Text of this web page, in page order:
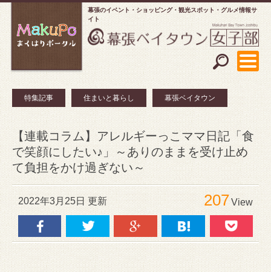
幕張のイベント・ショッピング
観光スポット・グルメ情報サ
イト
特集記事 住まいと暮らし 幕張ベイタウン
【連載コラム】アレルギーっこママ日記「食
で笑顔にしたい♪」～ありのままを受け止め
て負担をかけ過ぎない～
2022年3月25日 更新 207View